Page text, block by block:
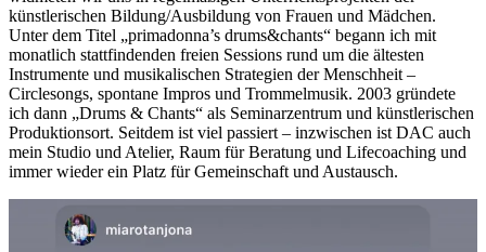
künstlerischen Bildung/Ausbildung von Frauen und Mädchen.
Unter dem Titel „primadonna’s drums&chants“ begann ich mit
monatlich stattfindenden freien Sessions rund um die ältesten
Instrumente und musikalischen Strategien der Menschheit –
Circlesongs, spontane Impros und Trommelmusik. 2003 gründete
ich dann „Drums & Chants“ als Seminarzentrum und künstlerischen
Produktionsort. Seitdem ist viel passiert – inzwischen ist DAC auch
mein Studio und Atelier, Raum für Beratung und Lifecoaching und
immer wieder ein Platz für Gemeinschaft und Austausch.